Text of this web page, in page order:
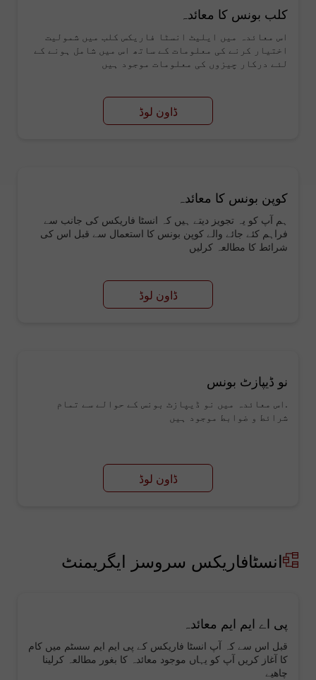
کلب بونس کا معائدہ
اس معائدہ میں ایلیٹ انسٹا فاریکس کلب میں شمولیت
اختیار کرنے کی معلومات کے ساتھ اس میں شامل ہونے کے
لئے درکار چیزوں کی معلومات موجود ہیں
ڈاون لوڈ
کوپن بونس کا معائدہ
ہم آپ کو یہ تجویز دیتے ہیں کہ انسٹا فاریکس کی جانب سے
فراہم کئے جائے والے کوپن بونس کا استعمال سے قبل اس کی
شرائط کا مطالعہ کرلیں
ڈاون لوڈ
نو ڈیپازٹ بونس
.اس معائدہ میں نو ڈیپازٹ بونس کے حوالے سے تمام
شرائط و ضوابط موجود ہیں
ڈاون لوڈ
انسٹافاریکس سروسز ایگریمنٹ
پی اے ایم ایم معائدہ
قبل اس سے کہ آپ انسٹا فاریکس کے پی ایم ایم سسٹم میں کام
کا آغاز کریں آپ کو یہاں موجود معائدہ کا بغور مطالعہ کرلینا
چاھیے